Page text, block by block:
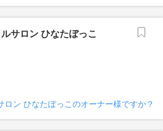
サロン ひなたぼっこ
ロン ひなたぼっこのオーナー様ですか？